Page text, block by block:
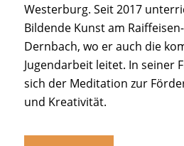
Westerburg. Seit 2017
Bildende Kunst am
Dernbach, wo er auch die
Jugendarbeit leitet. In seiner
sich der Meditation zur
und Kreativität.